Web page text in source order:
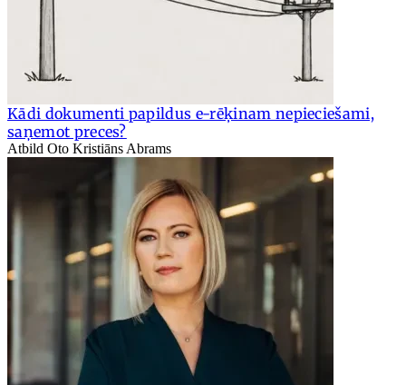
Kādi dokumenti papildus e-rēķinam nepieciešami,
saņemot preces?
Atbild Oto Kristiāns Abrams